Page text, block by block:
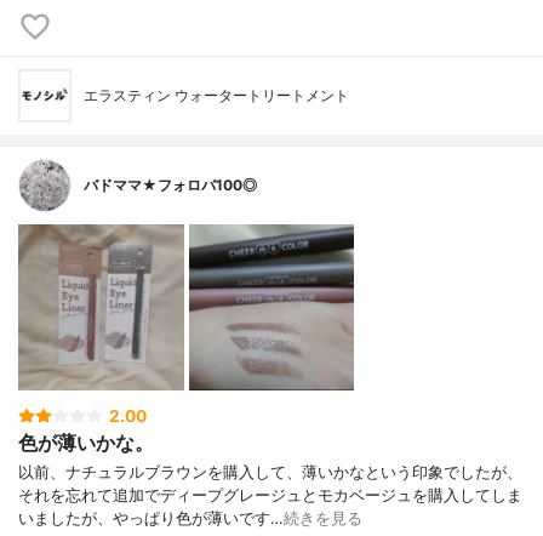
エラスティン ウォータートリートメント
バドママ★フォロバ100◎
2.00
色が薄いかな。
以前、ナチュラルブラウンを購入して、薄いかなという印象でしたが、
それを忘れて追加でディープグレージュとモカベージュを購入してしま
いましたが、やっぱり色が薄いです…続きを見る